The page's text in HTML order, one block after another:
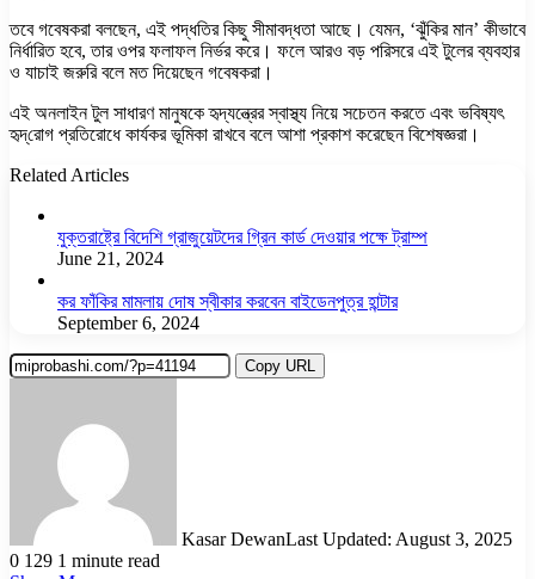
তবে গবেষকরা বলছেন, এই পদ্ধতির কিছু সীমাবদ্ধতা আছে। যেমন, ‘ঝুঁকির মান’ কীভাবে
নির্ধারিত হবে, তার ওপর ফলাফল নির্ভর করে। ফলে আরও বড় পরিসরে এই টুলের ব্যবহার
ও যাচাই জরুরি বলে মত দিয়েছেন গবেষকরা।
এই অনলাইন টুল সাধারণ মানুষকে হৃদ্‌যন্ত্রের স্বাস্থ্য নিয়ে সচেতন করতে এবং ভবিষ্যৎ
হৃদ্‌রোগ প্রতিরোধে কার্যকর ভূমিকা রাখবে বলে আশা প্রকাশ করেছেন বিশেষজ্ঞরা।
Related Articles
যুক্তরাষ্ট্রে বিদেশি গ্রাজুয়েটদের গ্রিন কার্ড দেওয়ার পক্ষে ট্রাম্প
June 21, 2024
কর ফাঁকির মামলায় দোষ স্বীকার করবেন বাইডেনপুত্র হান্টার
September 6, 2024
Copy URL
Kasar DewanLast Updated: August 3, 2025
0 129 1 minute read